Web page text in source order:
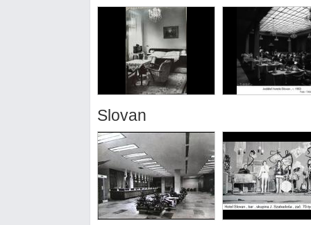
Slovan